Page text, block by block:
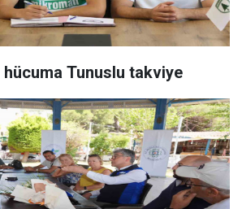
hücuma Tunuslu takviye